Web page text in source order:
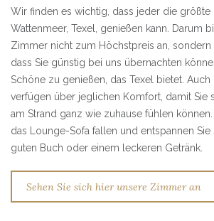
Wir finden es wichtig, dass jeder die größte
Wattenmeer, Texel, genießen kann. Darum
Zimmer nicht zum Höchstpreis an, sondern
dass Sie günstig bei uns übernachten
Schöne zu genießen, das Texel bietet.
verfügen über jeglichen Komfort, damit Sie
am Strand ganz wie zuhause fühlen
das Lounge-Sofa fallen und entspannen
guten Buch oder einem leckeren Getränk.
Sehen Sie sich hier unsere Zimmer an